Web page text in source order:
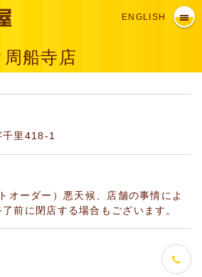
ENGLISH
船寺店
千里418-1
オーダー）悪天候、店舗の事情によ
前に閉店する場合もございます。